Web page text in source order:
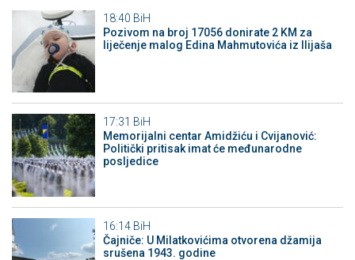
18:40 BiH
Pozivom na broj 17056 donirate 2 KM za
liječenje malog Edina Mahmutovića iz Ilijaša
17:31 BiH
Memorijalni centar Amidžiću i Cvijanović:
Politički pritisak imat će međunarodne
posljedice
16:14 BiH
Čajniče: U Milatkovićima otvorena džamija
srušena 1943. godine